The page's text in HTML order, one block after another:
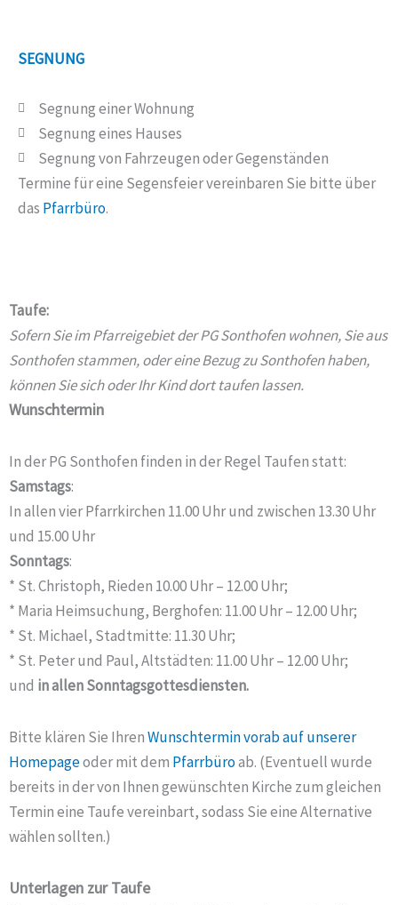
SEGNUNG
Segnung einer Wohnung
Segnung eines Hauses
Segnung von Fahrzeugen oder Gegenständen
Termine für eine Segensfeier vereinbaren Sie bitte über
das Pfarrbüro.
Taufe:
Sofern Sie im Pfarreigebiet der PG Sonthofen wohnen, Sie aus
Sonthofen stammen, oder eine Bezug zu Sonthofen haben,
können Sie sich oder Ihr Kind dort taufen lassen.
Wunschtermin
In der PG Sonthofen finden in der Regel Taufen statt:
Samstags:
In allen vier Pfarrkirchen 11.00 Uhr und zwischen 13.30 Uhr
und 15.00 Uhr
Sonntags:
* St. Christoph, Rieden 10.00 Uhr – 12.00 Uhr;
* Maria Heimsuchung, Berghofen: 11.00 Uhr – 12.00 Uhr;
* St. Michael, Stadtmitte: 11.30 Uhr;
* St. Peter und Paul, Altstädten: 11.00 Uhr – 12.00 Uhr;
und in allen Sonntagsgottesdiensten.
Bitte klären Sie IhrenWunschtermin vorab auf unserer
Homepageoder mit dem Pfarrbüroab. (Eventuell wurde
bereits in der von Ihnen gewünschten Kirche zum gleichen
Termin eine Taufe vereinbart, sodass Sie eine Alternative
wählen sollten.)
Unterlagen zur Taufe